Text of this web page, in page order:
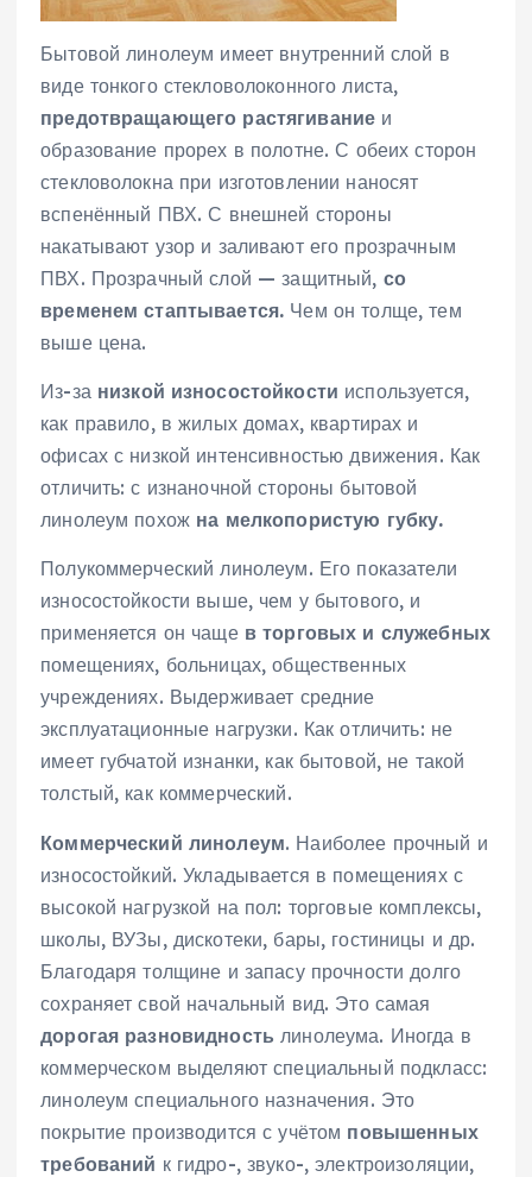
Бытовой линолеум имеет внутренний слой в
виде тонкого стекловолоконного листа,
предотвращающего растягивание и
образование прорех в полотне. С обеих сторон
стекловолокна при изготовлении наносят
вспенённый ПВХ. С внешней стороны
накатывают узор и заливают его прозрачным
ПВХ. Прозрачный слой — защитный, со
временем стаптывается. Чем он толще, тем
выше цена.
Из-за низкой износостойкости используется,
как правило, в жилых домах, квартирах и
офисах с низкой интенсивностью движения. Как
отличить: с изнаночной стороны бытовой
линолеум похож на мелкопористую губку.
Полукоммерческий линолеум. Его показатели
износостойкости выше, чем у бытового, и
применяется он чаще в торговых и служебных
помещениях, больницах, общественных
учреждениях. Выдерживает средние
эксплуатационные нагрузки. Как отличить: не
имеет губчатой изнанки, как бытовой, не такой
толстый, как коммерческий.
Коммерческий линолеум. Наиболее прочный и
износостойкий. Укладывается в помещениях с
высокой нагрузкой на пол: торговые комплексы,
школы, ВУЗы, дискотеки, бары, гостиницы и др.
Благодаря толщине и запасу прочности долго
сохраняет свой начальный вид. Это самая
дорогая разновидность линолеума. Иногда в
коммерческом выделяют специальный подкласс:
линолеум специального назначения. Это
покрытие производится с учётом повышенных
требований к гидро-, звуко-, электроизоляции,